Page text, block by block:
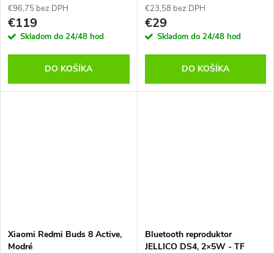
€96,75 bez DPH
€119
Skladom do 24/48 hod
DO KOŠÍKA
€23,58 bez DPH
€29
Skladom do 24/48 hod
DO KOŠÍKA
Xiaomi Redmi Buds 8 Active,
Modré
Bluetooth reproduktor
JELLICO DS4, 2×5W - TF